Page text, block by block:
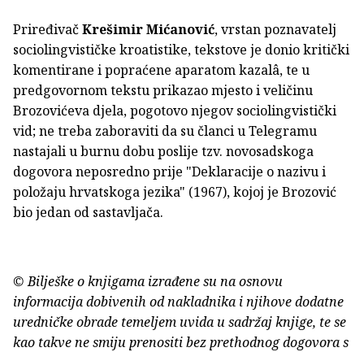
PriređivačKrešimir Mićanović, vrstan poznavatelj
sociolingvističke kroatistike, tekstove je donio kritički
komentirane i popraćene aparatom kazalâ, te u
predgovornom tekstu prikazao mjesto i veličinu
Brozovićeva djela, pogotovo njegov sociolingvistički
vid; ne treba zaboraviti da su članci u Telegramu
nastajali u burnu dobu poslije tzv. novosadskoga
dogovora neposredno prije "Deklaracije o nazivu i
položaju hrvatskoga jezika" (1967), kojoj je Brozović
bio jedan od sastavljača.
© Bilješke o knjigama izrađene su na osnovu
informacija dobivenih od nakladnika i njihove dodatne
uredničke obrade temeljem uvida u sadržaj knjige, te se
kao takve ne smiju prenositi bez prethodnog dogovora s